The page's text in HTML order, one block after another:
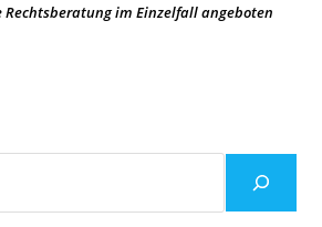
Rechtsberatung im Einzelfall angeboten